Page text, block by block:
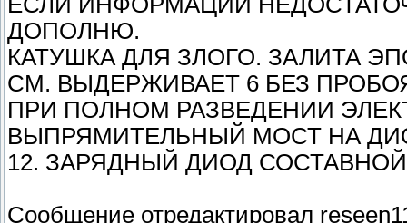
ДОПОЛНЮ.
КАТУШКА ДЛЯ ЗЛОГО. ЗАЛИТА
СМ. ВЫДЕРЖИВАЕТ 6 БЕЗ
ПРИ ПОЛНОМ РАЗВЕДЕНИИ
ВЫПРЯМИТЕЛЬНЫЙ МОСТ НА
12. ЗАРЯДНЫЙ ДИОД
Сообщение отредактировал